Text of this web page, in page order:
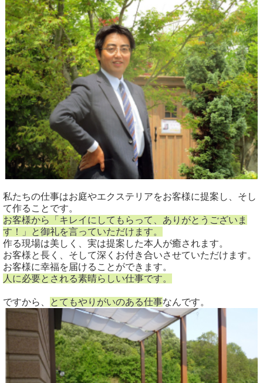
私たちの仕事はお庭やエクステリアをお客様に提案し、そし
て作ることです。
お客様から「キレイにしてもらって、ありがとうございま
す！」と御礼を言っていただけます。
作る現場は美しく、実は提案した本人が癒されます。
お客様と長く、そして深くお付き合いさせていただけます。
お客様に幸福を届けることができます。
人に必要とされる素晴らしい仕事です。
ですから、 とてもやりがいのある仕事なんです。